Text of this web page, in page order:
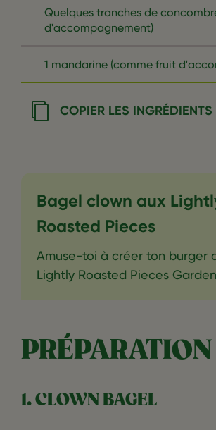
Quelques tranches de
d'accompagnement)
1 mandarine (comme fruit
COPIER LES INGRÉDIENTS
Bagel clown aux
Roasted Pieces
Amuse-toi à créer ton burger
Lightly Roasted Pieces
PRÉPARATION
1. CLOWN BAGEL